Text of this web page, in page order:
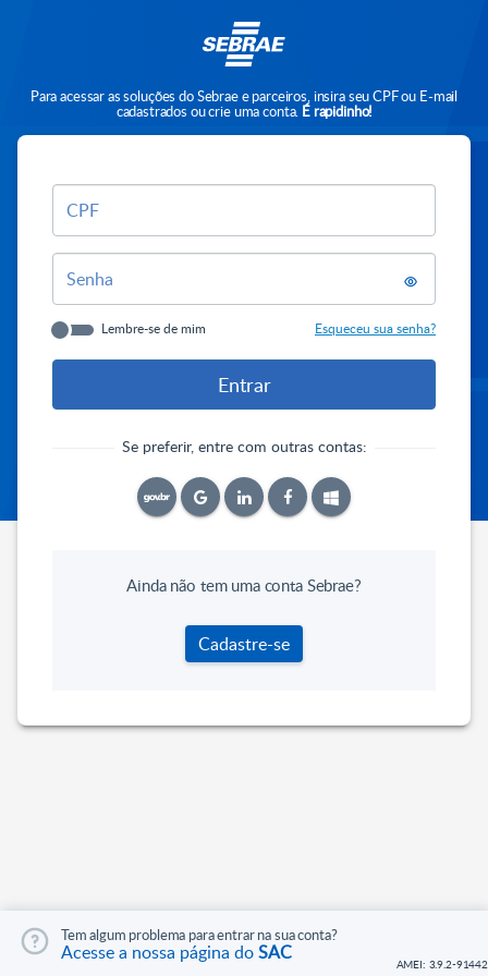
Para acessar as soluções do Sebrae e parceiros, insira seu CPF ou E-mail
cadastrados ou crie uma conta. É rapidinho!
CPF
Senha
Lembre-se de mim Esqueceu sua senha?
Se preferir, entre com outras contas:
Tem algum problema para entrar na sua conta?
Acesse a nossa página doSAC
Ainda não tem uma conta Sebrae?
Cadastre-se
AMEI: 3.9.2-91442